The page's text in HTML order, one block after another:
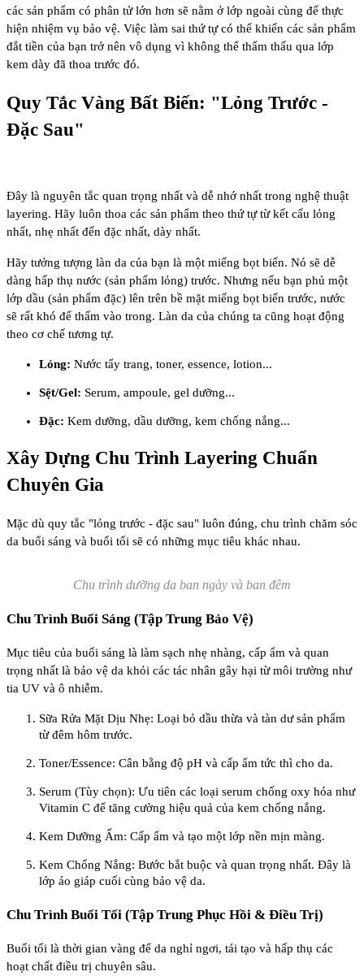
các sản phẩm có phân tử lớn hơn sẽ nằm ở lớp ngoài cùng để thực
hiện nhiệm vụ bảo vệ. Việc làm sai thứ tự có thể khiến các sản phẩm
đắt tiền của bạn trở nên vô dụng vì không thể thẩm thấu qua lớp
kem dày đã thoa trước đó.
Quy Tắc Vàng Bất Biến: "Lỏng Trước -
Đặc Sau"
Đây là nguyên tắc quan trọng nhất và dễ nhớ nhất trong nghệ thuật
layering. Hãy luôn thoa các sản phẩm theo thứ tự từ kết cấu lỏng
nhất, nhẹ nhất đến đặc nhất, dày nhất.
Hãy tưởng tượng làn da của bạn là một miếng bọt biển. Nó sẽ dễ
dàng hấp thụ nước (sản phẩm lỏng) trước. Nhưng nếu bạn phủ một
lớp dầu (sản phẩm đặc) lên trên bề mặt miếng bọt biển trước, nước
sẽ rất khó để thấm vào trong. Làn da của chúng ta cũng hoạt động
theo cơ chế tương tự.
Lỏng: Nước tẩy trang, toner, essence, lotion...
Sệt/Gel: Serum, ampoule, gel dưỡng...
Đặc: Kem dưỡng, dầu dưỡng, kem chống nắng...
Xây Dựng Chu Trình Layering Chuẩn
Chuyên Gia
Mặc dù quy tắc "lỏng trước - đặc sau" luôn đúng, chu trình chăm sóc
da buổi sáng và buổi tối sẽ có những mục tiêu khác nhau.
Chu trình dưỡng da ban ngày và ban đêm
Chu Trình Buổi Sáng (Tập Trung Bảo Vệ)
Mục tiêu của buổi sáng là làm sạch nhẹ nhàng, cấp ẩm và quan
trọng nhất là bảo vệ da khỏi các tác nhân gây hại từ môi trường như
tia UV và ô nhiễm.
Sữa Rửa Mặt Dịu Nhẹ: Loại bỏ dầu thừa và tàn dư sản phẩm
từ đêm hôm trước.
Toner/Essence: Cân bằng độ pH và cấp ẩm tức thì cho da.
Serum (Tùy chọn): Ưu tiên các loại serum chống oxy hóa như
Vitamin C để tăng cường hiệu quả của kem chống nắng.
Kem Dưỡng Ẩm: Cấp ẩm và tạo một lớp nền mịn màng.
Kem Chống Nắng: Bước bắt buộc và quan trọng nhất. Đây là
lớp áo giáp cuối cùng bảo vệ da.
Chu Trình Buổi Tối (Tập Trung Phục Hồi & Điều Trị)
Buổi tối là thời gian vàng để da nghỉ ngơi, tái tạo và hấp thụ các
hoạt chất điều trị chuyên sâu.